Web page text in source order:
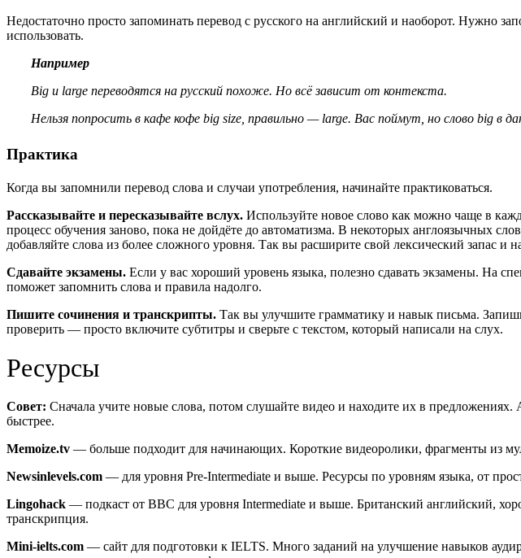
Недостаточно просто запоминать перевод с русского на английский и наоборот. Нужно
использовать.
Например
Big и large переводятся на русский похоже. Но всё зависит от контекста.
Нельзя попросить в кафе кофе big size, правильно — large. Вас поймут, но слово big в
Практика
Когда вы запомнили перевод слова и случаи употребления, начинайте практиковаться.
Рассказывайте и пересказывайте вслух. Используйте новое слово как можно чаще в
процесс обучения заново, пока не дойдёте до автоматизма. В некоторых англоязычных
добавляйте слова из более сложного уровня. Так вы расширите свой лексический запас и
Сдавайте экзамены. Если у вас хороший уровень языка, полезно сдавать экзамены. На
поможет запомнить слова и правила надолго.
Пишите сочинения и транскрипты. Так вы улучшите грамматику и навык письма.
проверить — просто включите субтитры и сверьте с текстом, который написали на слух.
Ресурсы
Совет: Сначала учите новые слова, потом слушайте видео и находите их в
быстрее.
Memoize.tv — больше подходит для начинающих. Короткие видеоролики, фрагменты из
Newsinlevels.com — для уровня Pre-Intermediate и выше. Ресурсы по уровням языка, от
Lingohack — подкаст от BBC для уровня Intermediate и выше. Британский английский,
транскрипция.
Mini-ielts.com — сайт для подготовки к IELTS. Много заданий на улучшение навыков